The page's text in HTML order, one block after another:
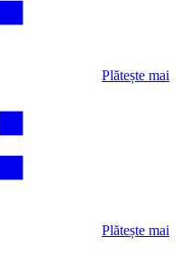
Plătește mai
Plătește mai